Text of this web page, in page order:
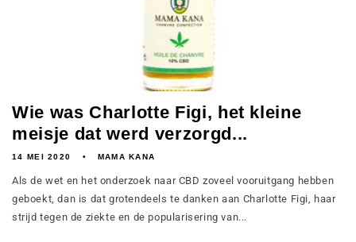
Wie was Charlotte Figi, het kleine
meisje dat werd verzorgd...
14 MEI 2020 MAMA KANA
Als de wet en het onderzoek naar CBD zoveel vooruitgang hebben
geboekt, dan is dat grotendeels te danken aan Charlotte Figi, haar
strijd tegen de ziekte en de popularisering van...